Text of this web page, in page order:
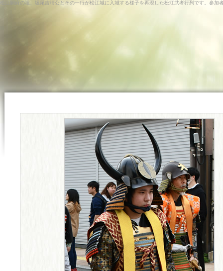
松江開府の祖、堀尾吉晴公とその一行が松江城に入城する様子を再現した松江武者行列です。参